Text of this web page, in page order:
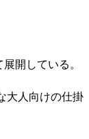
開している。
大人向けの仕掛